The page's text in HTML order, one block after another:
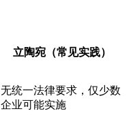
立陶宛（常见实践）
无统一法律要求，仅少数
企业可能实施